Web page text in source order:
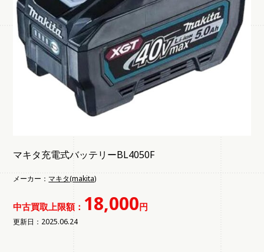
マキタ充電式バッテリーBL4050F
メーカー： マキタ(makita)
中古買取上限額： 18,000円
更新日：2025.06.24